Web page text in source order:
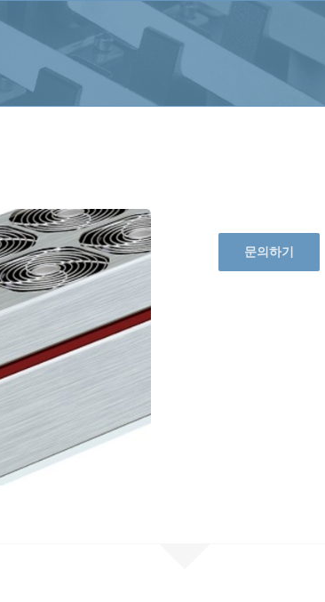
문의하기